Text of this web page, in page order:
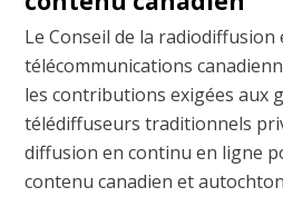
Le Conseil de la radiodiffusion
télécommunications
les contributions exigées aux
télédiffuseurs traditionnels
diffusion en continu en ligne
contenu canadien et